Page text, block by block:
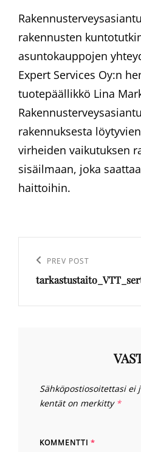
rakennusten
asuntokauppojen
Expert Services Oy:n
tuotepäällikkö Lina
rakennuksesta
virheiden vaikutuksen
sisäilmaan, joka
haittoihin.
selaus
Previous
Post
PREV POST
Sähköpostiosoitettasi ei
kentät on merkitty *
KOMMENTTI *